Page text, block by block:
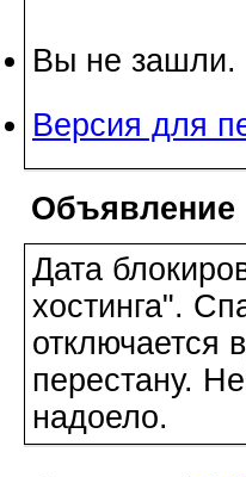
Вы не зашли.
Версия для
Объявление
Дата
хостинга".
отключается
перестану.
надоело.